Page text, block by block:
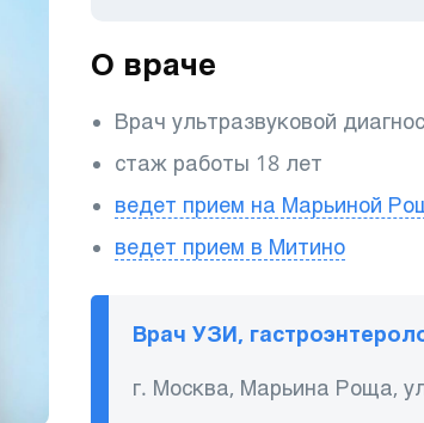
О враче
Врач ультразвуковой
стаж работы 18 лет
ведет прием на Марьиной
ведет прием в Митино
Врач УЗИ,
г. Москва, Марьина Роща,